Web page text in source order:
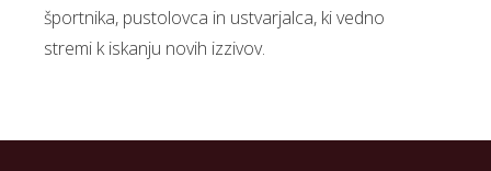
športnika, pustolovca in ustvarjalca, ki vedno
stremi k iskanju novih izzivov.